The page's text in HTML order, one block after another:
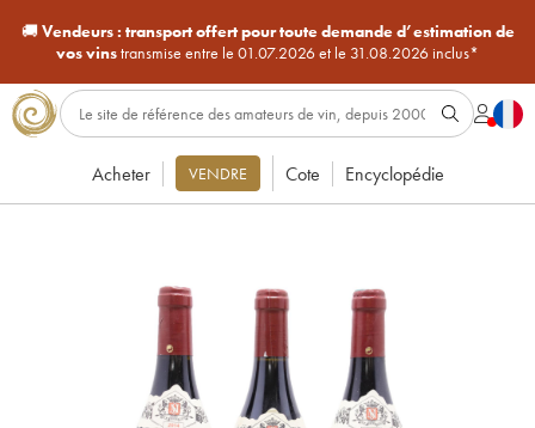
🚚Vendeurs : transport offert pour toute demande d’estimation de
vos vinstransmise entre le 01.07.2026 et le 31.08.2026 inclus*
Acheter VENDRE Cote Encyclopédie